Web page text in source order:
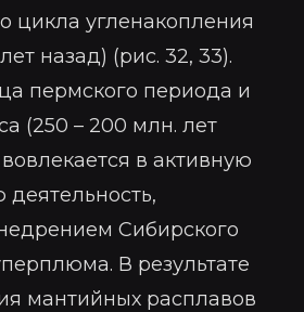
цикла угленакопления
назад) (рис. 32, 33).
пермского периода и
(250 – 200 млн. лет
в активную
деятельность,
Сибирского
В результате
мантийных расплавов